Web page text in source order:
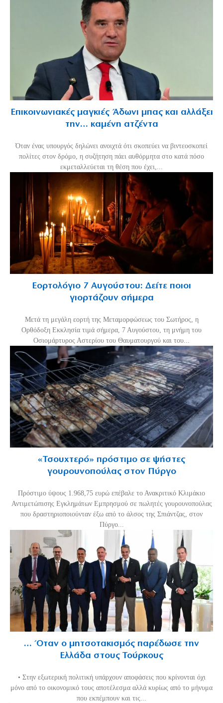
Επικοινωνιακές μαγκιές Άδωνι μπας και αλλάξει
την… καμένη ατζέντα
Όταν ένας υπουργός δηλώνει ανοιχτά ότι σκοπεύει να βιντεοσκοπεί
πολίτες στον δρόμο, η συζήτηση πάει αυθόρμητα στο κατά πόσο
εκμεταλλεύεται τη θέση που έχει,...
Εορτολόγιο 7 Αυγούστου: Δείτε ποιοι
γιορτάζουν σήμερα
Μετά τη μεγάλη εορτή της Μεταμορφώσεως του Σωτήρος, η
Ορθόδοξη Εκκλησία τιμά σήμερα, 7 Αυγούστου, τη μνήμη του
Οσιομάρτυρος Αστερίου του Θαυματουργού και του...
«Τσουχτερό» πρόστιμο σε ψήστες
γουρουνοπούλας στον Πύργο
Πρόστιμο ύψους 1.968,75 ευρώ επέβαλε το Ανακριτικό Κλιμάκιο
Αντιμετώπισης Εγκλημάτων Εμπρησμού σε πωλητές γουρουνοπούλας
που δραστηριοποιούνταν έξω από το άλσος της Σπιάντζας, στον
Πύργο...
… Όταν ο μητσοτακισμός παρέδωσε την
Ελλάδα στους Τούρκους
• Στην εξωτερική πολιτική υπάρχουν αποφάσεις που κρίνονται όχι
μόνο από το οικονομικό τους αποτέλεσμα αλλά κυρίως από το μήνυμα
που εκπέμπουν και τις...